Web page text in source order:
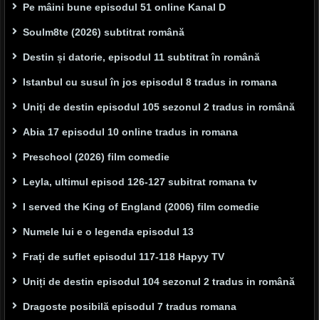
Pe mâini bune episodul 51 online Kanal D
Soulm8te (2026) subtitrat română
Destin și datorie, episodul 11 subtitrat în română
Istanbul cu susul în jos episodul 8 tradus in romana
Uniți de destin episodul 105 sezonul 2 tradus in română
Abia 17 episodul 10 online tradus in romana
Preschool (2026) film comedie
Leyla, ultimul episod 126-127 subitrat romana tv
I served the King of England (2006) film comedie
Numele lui e o legenda episodul 13
Frați de suflet episodul 117-118 Hapyy TV
Uniți de destin episodul 104 sezonul 2 tradus in română
Dragoste posibilă episodul 7 tradus romana